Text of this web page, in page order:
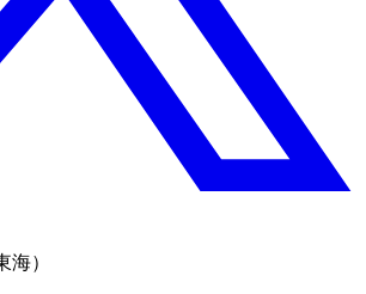
海）